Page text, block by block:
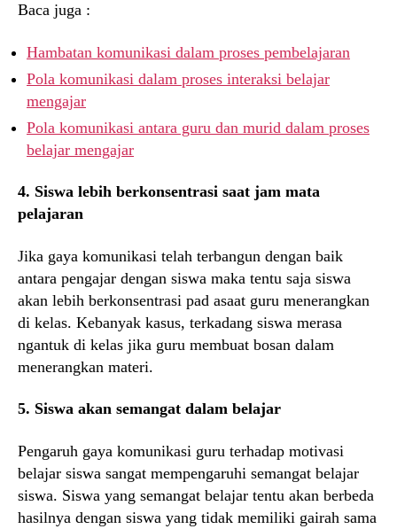
Baca juga :
Hambatan komunikasi dalam proses pembelajaran
Pola komunikasi dalam proses interaksi belajar
mengajar
Pola komunikasi antara guru dan murid dalam proses
belajar mengajar
4. Siswa lebih berkonsentrasi saat jam mata
pelajaran
Jika gaya komunikasi telah terbangun dengan baik
antara pengajar dengan siswa maka tentu saja siswa
akan lebih berkonsentrasi pad asaat guru menerangkan
di kelas. Kebanyak kasus, terkadang siswa merasa
ngantuk di kelas jika guru membuat bosan dalam
menerangkan materi.
5. Siswa akan semangat dalam belajar
Pengaruh gaya komunikasi guru terhadap motivasi
belajar siswa sangat mempengaruhi semangat belajar
siswa. Siswa yang semangat belajar tentu akan berbeda
hasilnya dengan siswa yang tidak memiliki gairah sama